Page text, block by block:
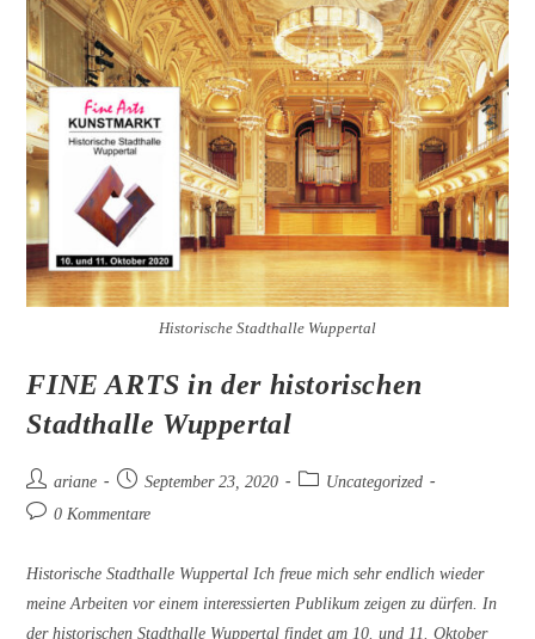
Historische Stadthalle Wuppertal
FINE ARTS in der historischen
Stadthalle Wuppertal
Beitrags-
Autor:
ariane
BeitragSeptember 23, 2020
Beitrags-
Uncategorized
Beitrags-
0 Kommentare
Historische Stadthalle Wuppertal Ich freue mich sehr endlich wieder
meine Arbeiten vor einem interessierten Publikum zeigen zu dürfen. In
der historischen Stadthalle Wuppertal findet am 10. und 11. Oktober